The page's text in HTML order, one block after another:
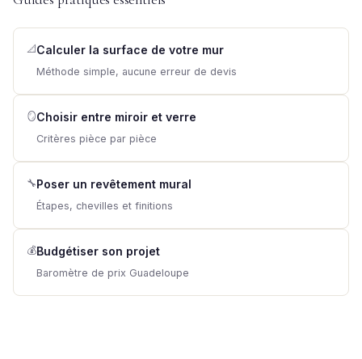
📐 Calculer la surface de votre mur
Méthode simple, aucune erreur de devis
🪞Choisir entre miroir et verre
Critères pièce par pièce
🔧Poser un revêtement mural
Étapes, chevilles et finitions
💰Budgétiser son projet
Baromètre de prix Guadeloupe